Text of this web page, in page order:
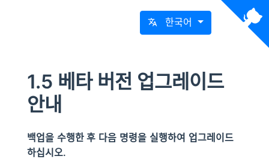
한국어
1.5 베타 버전 업그레이드
안내
백업을 수행한 후 다음 명령을 실행하여 업그레이드
하십시오.